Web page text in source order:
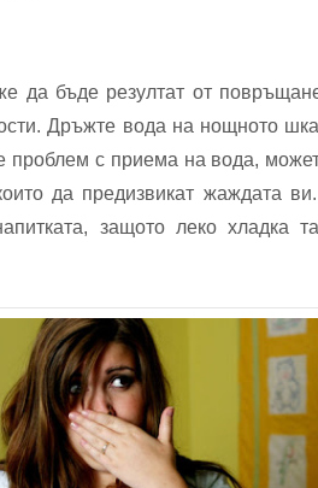
да бъде резултат от
Дръжте вода на нощното
проблем с приема на вода,
да предизвикат жаждата
защото леко хладка